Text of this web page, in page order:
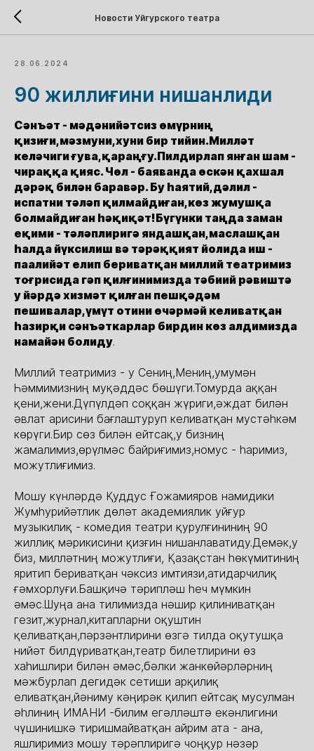
Новости Уйгурского театра
28.06.2024
90 жиллиғини нишанлиди
Сәнъәт - мәдәнийәтсиз өмүрниң
қизиғи,мәзмуни,хуни бир тийин.Милләт
келәчиги ғува,қараңғу.Пилдирлап янған шам -
чираққа қияс. Чөл - баяванда өскән қахшал
дәрәқ билән баравәр. Бу һаятий,дәлил -
испатни тәләп қилмайдиған,көз жумушқа
болмайдиған һәқиқәт!Бүгүнки таңда заман
еқими - тәләплиригә яндашқан,маслашқан
һалда йүксилиш вә тәрәққият йолида иш -
паалийәт елип бериватқан миллий театримиз
тоғрисида гәп қилғинимизда тәбиий рәвиштә
у йәрдә хизмәт қилған пешқәдәм
пешивалар,үмүт отини өчәрмәй келиватқан
һазирқи сәнъәткарлар бирдин көз алдимизда
намайән болиду.
Миллий театримиз - у Сениң,Мениң,умумән
Һәммимизниң муқәддәс бөшүги.Томурда аққан
қени,жени.Дүпүлдәп соққан жүриги,әждат билән
әвлат арисини бағлаштуруп келиватқан мустәһкәм
көрүги.Бир сөз билән ейтсақ,у бизниң
жамалимиз,өрүлмәс байриғимиз,номус - һаримиз,
можутлиғимиз.
Мошу күнләрдә Қуддус Ғожамияров намидики
Жумһурийәтлик дөләт академиялик уйғур
музыкилиқ - комедия театри қурулғининиң 90
жиллиқ мәрикисини қизғин нишанлаватиду.Демәк,у
биз, милләтниң можутлиғи, Қазақстан һөкүмитиниң
яритип бериватқан чәксиз имтиязи,атидарчилиқ
ғәмхорлуғи.Башқичә тәрипләш һеч мүмкин
әмәс.Шуңа ана тилимизда нәшир қилиниватқан
гезит,журнал,китапларни оқуштин
қеливатқан,пәрзәнтлирини өзгә тилда оқутушқа
нийәт билдүриватқан,театр билетлирини өз
хаһишлири билән әмәс,бәлки жанкөйәрләрниң
мәжбурлап дегидәк сетиши арқилиқ
еливатқан,йәниму кәңирәк қилип ейтсақ мусулман
әһлиниң ИМАНИ -билим егәлләштә екәнлигини
чүшинишкә тиришмайватқан айрим ата - ана,
яшлиримиз мошу тәрәплиригә чоңқур нәзәр